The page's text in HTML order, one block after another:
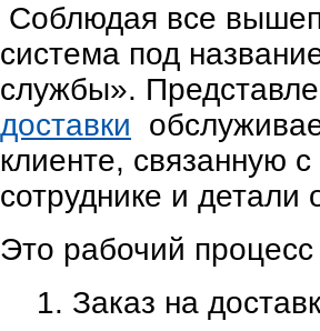
Соблюдая все
система под
службы».
доставки
клиенте, связанную
сотруднике и детали
Это рабочий
Заказ на